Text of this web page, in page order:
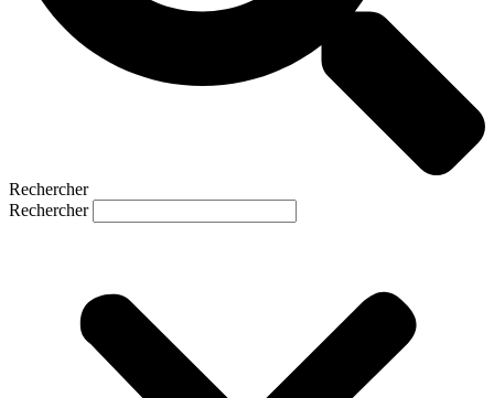
Rechercher
Rechercher